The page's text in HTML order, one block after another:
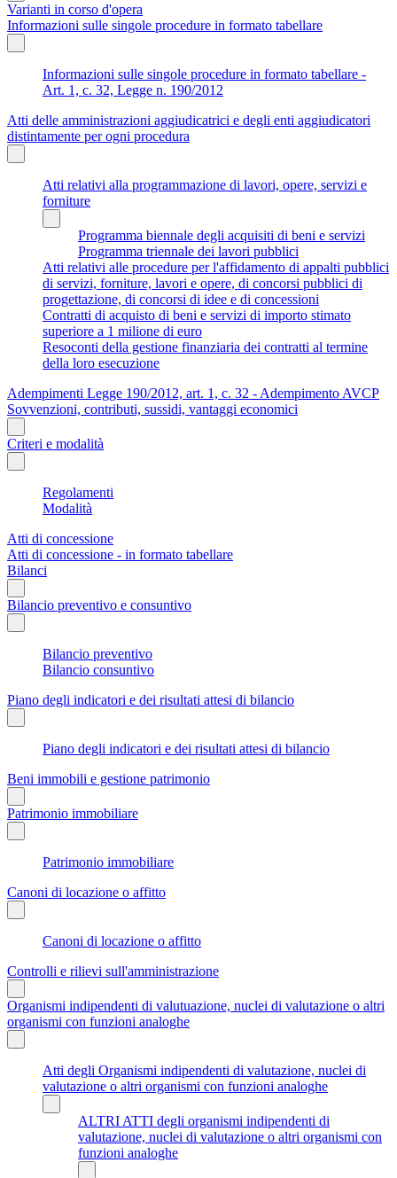
Varianti in corso d'opera
Informazioni sulle singole procedure in formato tabellare
Informazioni sulle singole procedure in formato tabellare -
Art. 1, c. 32, Legge n. 190/2012
Atti delle amministrazioni aggiudicatrici e degli enti aggiudicatori
distintamente per ogni procedura
Atti relativi alla programmazione di lavori, opere, servizi e
forniture
Programma biennale degli acquisiti di beni e servizi
Programma triennale dei lavori pubblici
Atti relativi alle procedure per l'affidamento di appalti pubblici
di servizi, forniture, lavori e opere, di concorsi pubblici di
progettazione, di concorsi di idee e di concessioni
Contratti di acquisto di beni e servizi di importo stimato
superiore a 1 milione di euro
Resoconti della gestione finanziaria dei contratti al termine
della loro esecuzione
Adempimenti Legge 190/2012, art. 1, c. 32 - Adempimento AVCP
Sovvenzioni, contributi, sussidi, vantaggi economici
Criteri e modalità
Regolamenti
Modalità
Atti di concessione
Atti di concessione - in formato tabellare
Bilanci
Bilancio preventivo e consuntivo
Bilancio preventivo
Bilancio consuntivo
Piano degli indicatori e dei risultati attesi di bilancio
Piano degli indicatori e dei risultati attesi di bilancio
Beni immobili e gestione patrimonio
Patrimonio immobiliare
Patrimonio immobiliare
Canoni di locazione o affitto
Canoni di locazione o affitto
Controlli e rilievi sull'amministrazione
Organismi indipendenti di valutuazione, nuclei di valutazione o altri
organismi con funzioni analoghe
Atti degli Organismi indipendenti di valutazione, nuclei di
valutazione o altri organismi con funzioni analoghe
ALTRI ATTI degli organismi indipendenti di
valutazione, nuclei di valutazione o altri organismi con
funzioni analoghe